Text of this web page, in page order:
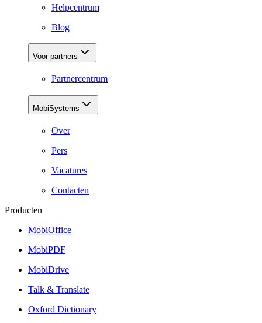
Helpcentrum
Blog
Voor partners
Partnercentrum
MobiSystems
Over
Pers
Vacatures
Contacten
Producten
MobiOffice
MobiPDF
MobiDrive
Talk & Translate
Oxford Dictionary